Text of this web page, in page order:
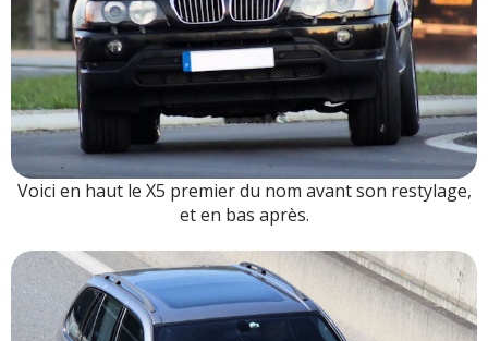
Voici en haut le X5 premier du nom avant son restylage,
et en bas après.